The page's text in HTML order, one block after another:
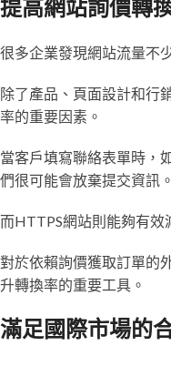
提高網站詢價轉
很多企業發現網站流量不
除了產品、頁面設計和行
率的重要因素。
當客戶填寫聯絡表單時，
們很可能會放棄提交資訊。
而HTTPS網站則能夠有效
對於依賴詢價獲取訂單的
升轉換率的重要工具。
滿足國際市場的